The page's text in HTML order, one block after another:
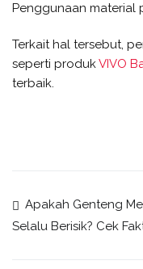
Penggunaan material
Terkait hal tersebut,
seperti produkVIVO
terbaik.
Post
Apakah Genteng
Selalu Berisik? Cek